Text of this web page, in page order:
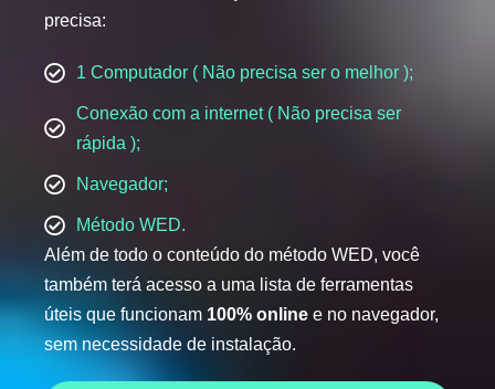
precisa:
1 Computador ( Não precisa ser o melhor );
Conexão com a internet ( Não precisa ser
rápida );
Navegador;
Método WED.
Além de todo o conteúdo do método WED, você
também terá acesso a uma lista de ferramentas
úteis que funcionam 100% online e no navegador,
sem necessidade de instalação.